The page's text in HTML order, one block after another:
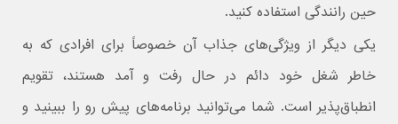
حین رانندگی استفاده کنید.
یکی دیگر از ویژگی‌های جذاب آن خصوصاً برای افرادی که به
خاطر شغل خود دائم در حال رفت و آمد هستند، تقویم
انطباق‌پذیر است. شما می‌توانید برنامه‌های پیش رو را ببینید و